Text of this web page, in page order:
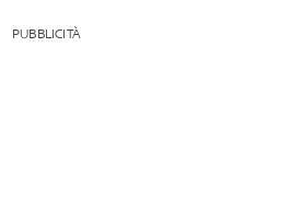
PUBBLICITÀ